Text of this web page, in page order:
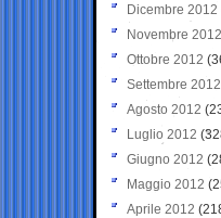
Dicembre 2012
Novembre 2012
Ottobre 2012
Settembre 2012
Agosto 2012
Luglio 2012
Giugno 2012
Maggio 2012
Aprile 2012